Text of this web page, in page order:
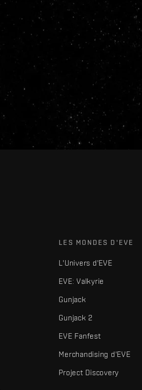
LES MONDES D'EVE
L'Univers d'EVE
EVE: Valkyrie
Gunjack
Gunjack 2
EVE Fanfest
Merchandising d'EVE
Project Discovery